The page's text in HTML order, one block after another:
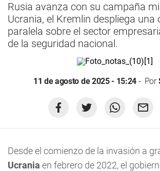
Rusia avanza con su campaña
Ucrania, el Kremlin despliega una
paralela sobre el sector
de la seguridad nacional.
11 de agosto de 2025 - 15:24 Por
Desde el comienzo de la invasión a
Ucrania en febrero de 2022, el